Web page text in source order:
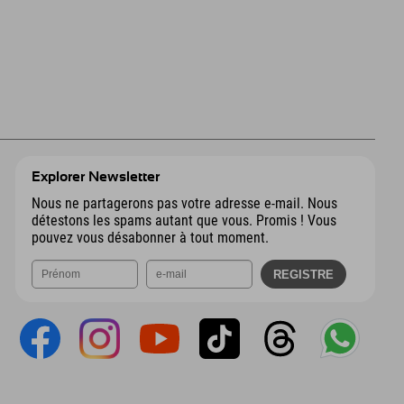
Explorer Newsletter
Nous ne partagerons pas votre adresse e-mail. Nous
détestons les spams autant que vous. Promis ! Vous
pouvez vous désabonner à tout moment.